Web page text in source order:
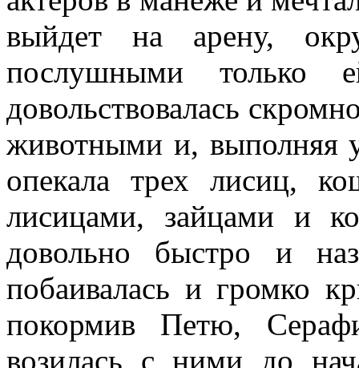
выйдет на арену,
послушными
довольствовалась
животными и, выполняя
опекала трех лисиц,
лисицами, зайцами и
довольно быстро и
побаивалась и громко
покормив Петю,
возилась с ними до